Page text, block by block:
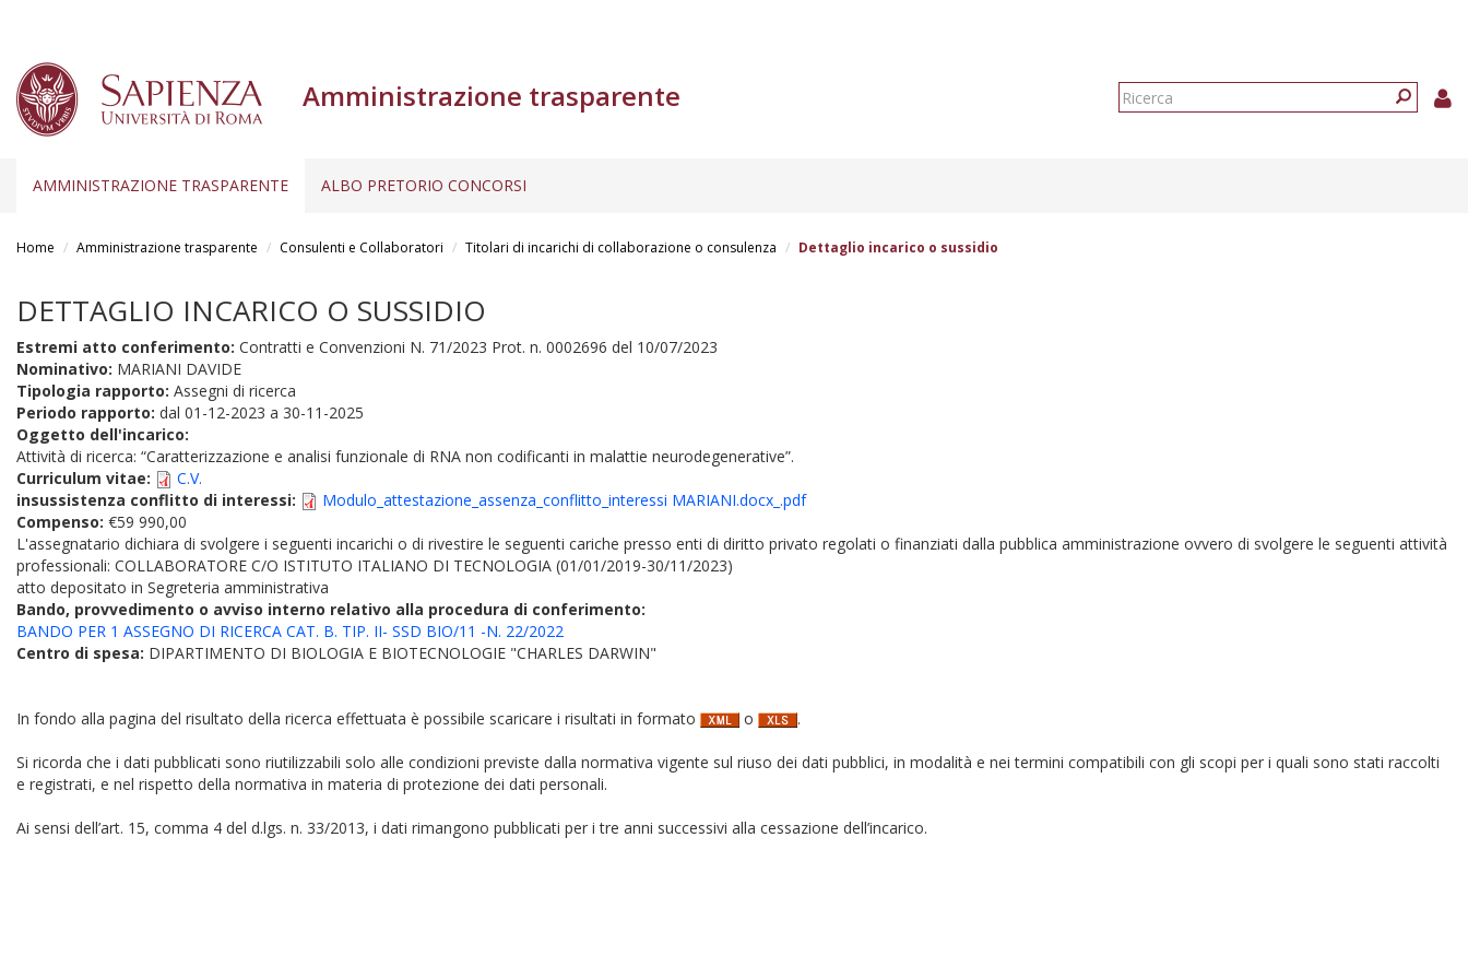
Amministrazione trasparente
Form
AMMINISTRAZIONE TRASPARENTE ALBO PRETORIO CONCORSI
Home Amministrazione trasparente Consulenti e Collaboratori Titolari di incarichi di collaborazione o consulenza Dettaglio incarico o sussidio
DETTAGLIO INCARICO O SUSSIDIO
Estremi atto conferimento: Contratti e Convenzioni N. 71/2023 Prot. n. 0002696 del 10/07/2023
Nominativo: MARIANI DAVIDE
Tipologia rapporto: Assegni di ricerca
Periodo rapporto: dal 01-12-2023 a 30-11-2025
Oggetto dell'incarico:
Attività di ricerca: “Caratterizzazione e analisi funzionale di RNA non codificanti in malattie neurodegenerative”.
Curriculum vitae:
C.V.
insussistenza conflitto di interessi:
Modulo_attestazione_assenza_conflitto_interessi MARIANI.docx_.pdf
Compenso: €59 990,00
L'assegnatario dichiara di svolgere i seguenti incarichi o di rivestire le seguenti cariche presso enti di diritto privato regolati o finanziati dalla pubblica amministrazione ovvero di svolgere le seguenti attività
professionali: COLLABORATORE C/O ISTITUTO ITALIANO DI TECNOLOGIA (01/01/2019-30/11/2023)
atto depositato in Segreteria amministrativa
Bando, provvedimento o avviso interno relativo alla procedura di conferimento:
BANDO PER 1 ASSEGNO DI RICERCA CAT. B. TIP. II- SSD BIO/11 -N. 22/2022
Centro di spesa: DIPARTIMENTO DI BIOLOGIA E BIOTECNOLOGIE "CHARLES DARWIN"
In fondo alla pagina del risultato della ricerca effettuata è possibile scaricare i risultati in formato o .
Si ricorda che i dati pubblicati sono riutilizzabili solo alle condizioni previste dalla normativa vigente sul riuso dei dati pubblici, in modalità e nei termini compatibili con gli scopi per i quali sono stati raccolti
e registrati, e nel rispetto della normativa in materia di protezione dei dati personali.
Ai sensi dell’art. 15, comma 4 del d.lgs. n. 33/2013, i dati rimangono pubblicati per i tre anni successivi alla cessazione dell’incarico.